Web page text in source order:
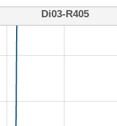
Di03-R405